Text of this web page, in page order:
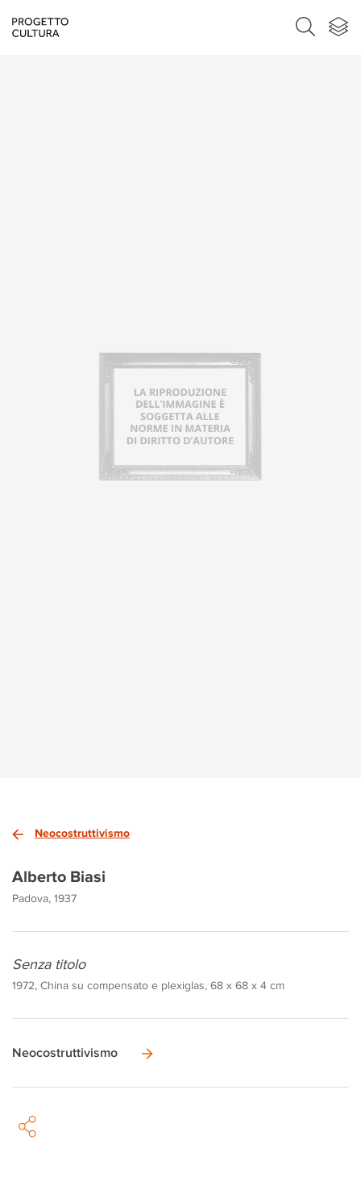
Neocostruttivismo
Alberto Biasi
Padova, 1937
Senza titolo
1972, China su compensato e plexiglas, 68 x 68 x 4 cm
Neocostruttivismo